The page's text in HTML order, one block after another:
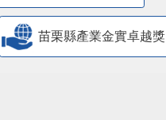
苗栗縣產業金實卓越獎